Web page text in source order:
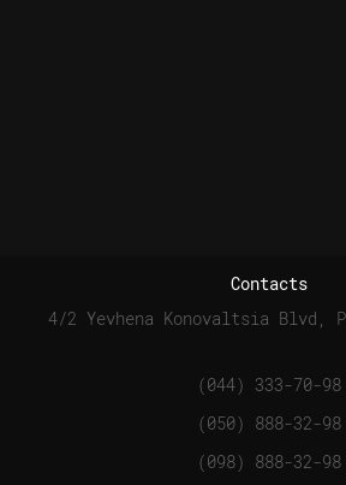
Contacts
4/2 Yevhena Konovaltsia Blvd,
(044) 333-70-98
(050) 888-32-98
(098) 888-32-98